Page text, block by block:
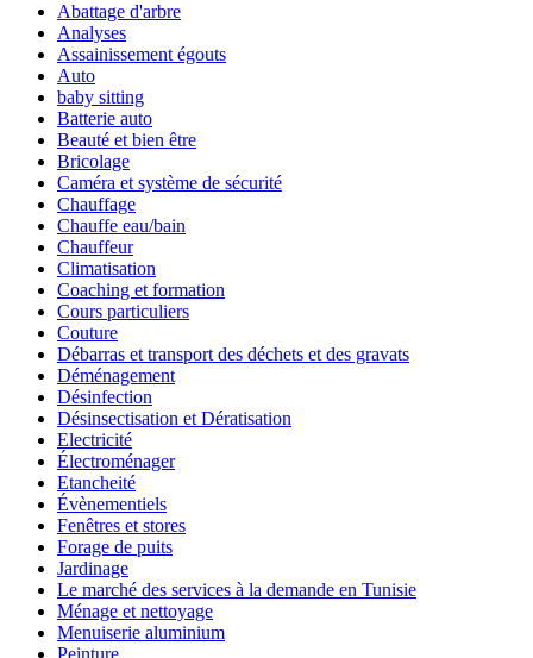
Abattage d'arbre
Analyses
Assainissement égouts
Auto
baby sitting
Batterie auto
Beauté et bien être
Bricolage
Caméra et système de sécurité
Chauffage
Chauffe eau/bain
Chauffeur
Climatisation
Coaching et formation
Cours particuliers
Couture
Débarras et transport des déchets et des gravats
Déménagement
Désinfection
Désinsectisation et Dératisation
Electricité
Électroménager
Etancheité
Évènementiels
Fenêtres et stores
Forage de puits
Jardinage
Le marché des services à la demande en Tunisie
Ménage et nettoyage
Menuiserie aluminium